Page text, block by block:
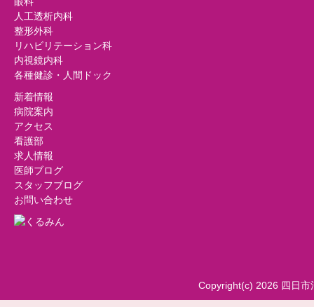
人工透析内科
整形外科
リハビリテーション科
内視鏡内科
各種健診・人間ドック
新着情報
病院案内
アクセス
看護部
求人情報
医師ブログ
スタッフブログ
お問い合わせ
Copyright(c) 2026 四日